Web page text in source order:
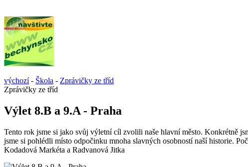
výchozí- Škola - Zprávičky ze tříd
Zprávičky ze tříd
Výlet 8.B a 9.A - Praha
Tento rok jsme si jako svůj výletní cíl zvolili naše hlavní město. Konkrétně
jsme si pohlédli místo odpočinku mnoha slavných osobností naší historie.
Kodadová Markéta a Radvanová Jitka